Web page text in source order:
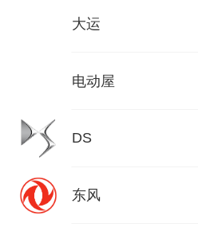
大运
电动屋
DS
东风